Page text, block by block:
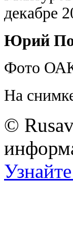
декабре
Юрий
Фото
На
©